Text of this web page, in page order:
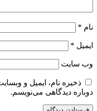
نام *
ایمیل *
وب‌ سایت
ذخیره نام، ایمیل و
دوباره دیدگاهی می‌نویسم.